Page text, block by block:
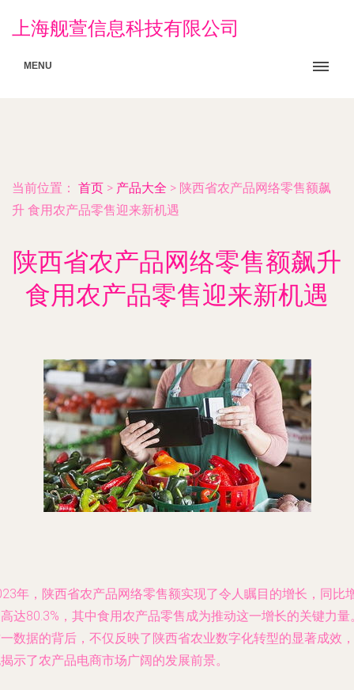
上海舰萱信息科技有限公司
MENU
当前位置： 首页 > 产品大全 > 陕西省农产品网络零售额飙
升 食用农产品零售迎来新机遇
陕西省农产品网络零售额飙升
食用农产品零售迎来新机遇
年，陕西省农产品网络零售额实现了令人瞩目的增长，同比
达80.3%，其中食用农产品零售成为推动这一增长的关键力量
数据的背后，不仅反映了陕西省农业数字化转型的显著成效，
示了农产品电商市场广阔的发展前景。